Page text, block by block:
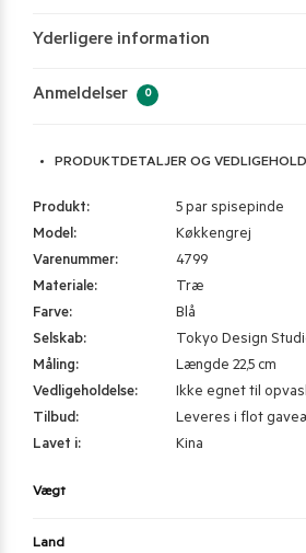
Yderligere information
Anmeldelser 0
PRODUKTDETALJER OG
Produkt:
5 par spisepinde
Model:
Køkkengrej
Varenummer:
4799
Materiale:
Træ
Farve:
Blå
Selskab:
Tokyo Design
Måling:
Længde 22,5 cm
Vedligeholdelse:
Ikke egnet til
Tilbud:
Leveres i flot
Lavet i:
Kina
Vægt
Land